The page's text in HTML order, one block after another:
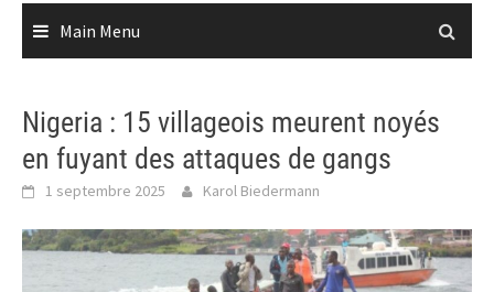
Main Menu
Nigeria : 15 villageois meurent noyés
en fuyant des attaques de gangs
1 septembre 2025 Karol Biedermann